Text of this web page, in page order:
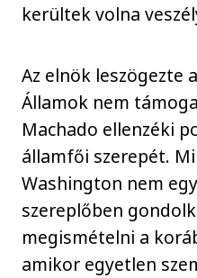
kerültek volna
Az elnök leszögezte
Államok nem
Machado ellenzéki
államfői szerepét.
Washington nem
szereplőben
megismételni a
amikor egyetlen